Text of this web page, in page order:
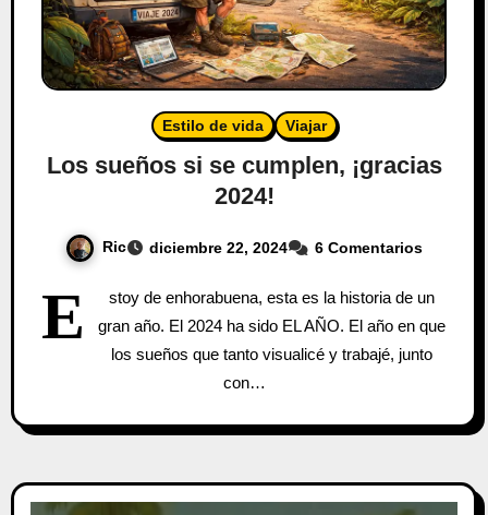
Estilo de vida Viajar
Los sueños si se cumplen, ¡gracias
2024!
Ric diciembre 22, 2024 6 Comentarios
E
stoy de enhorabuena, esta es la historia de un
gran año. El 2024 ha sido EL AÑO. El año en que
los sueños que tanto visualicé y trabajé, junto
con…